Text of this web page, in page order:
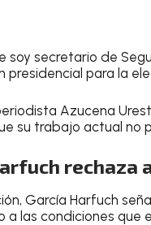
soy secretario de
presidencial para la
Azucena
su trabajo actual no
García Harfuch
las condiciones que